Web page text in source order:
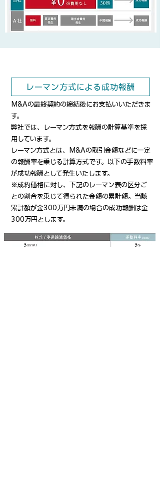
レーマン方式による成功報酬
M&Aの最終契約の締結後にお支払いいただきま
す。
弊社では、レーマン方式を報酬の計算基準を採
用しています。
レーマン方式とは、M&Aの取引金額などに一定
の報酬率を乗じる計算方式です。以下の手数料率
が成功報酬として発生いたします。
※成約価格に対し、下記のレーマン表の区分ご
との割合を乗じて得られた金額の累計額。当該
累計額が金300万円未満の場合の成功報酬は金
300万円とします。